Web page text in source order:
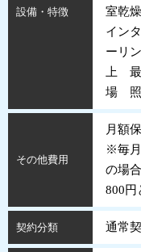
設備・特徴
室乾
イン
ーリ
上 最
場 照
その他費用
月額
※毎
の場
800円
契約分類 通常